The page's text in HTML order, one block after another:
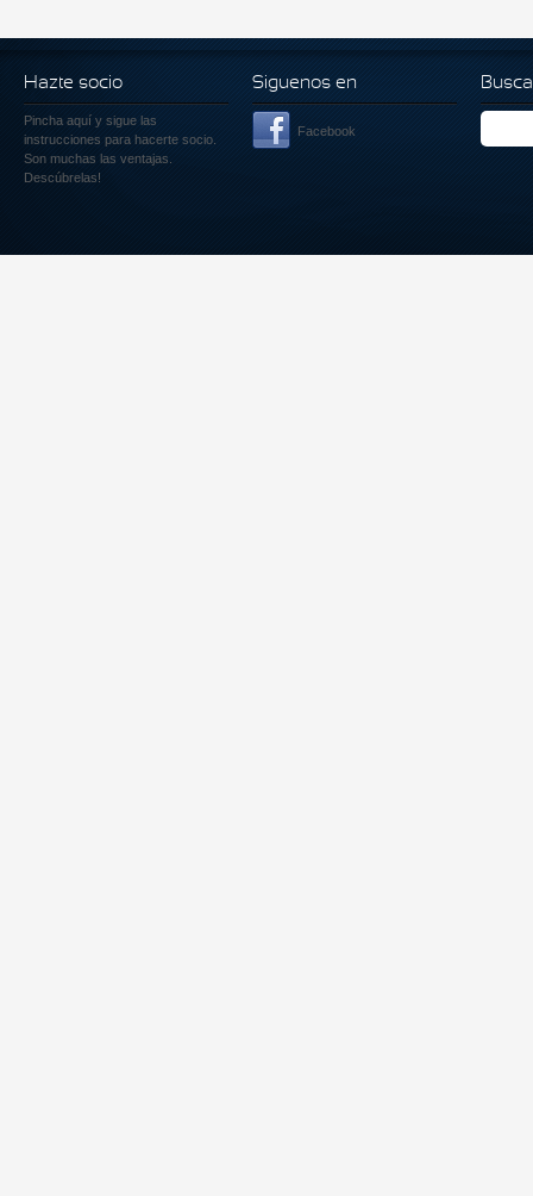
Hazte socio
Pincha aquí y sigue las
instrucciones para hacerte socio.
Son muchas las ventajas.
Descúbrelas!
Siguenos en
Facebook